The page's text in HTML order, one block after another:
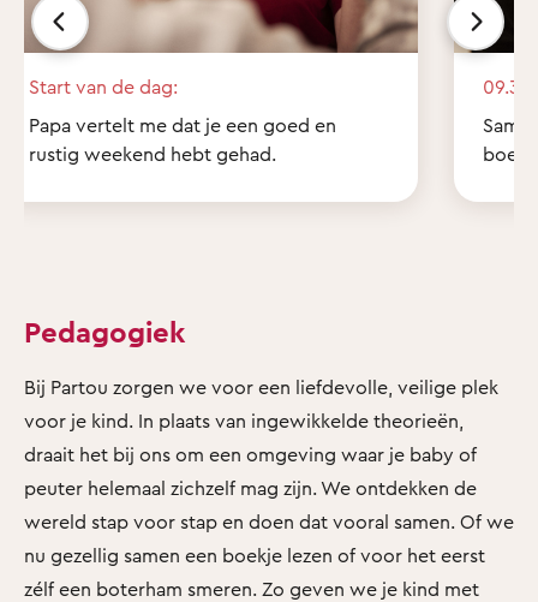
Start van de dag:
Papa vertelt me dat je een goed en
rustig weekend hebt gehad.
09.30
Pedagogiek
Bij Partou zorgen we voor een liefdevolle, veilige plek
voor je kind. In plaats van ingewikkelde theorieën,
draait het bij ons om een omgeving waar je baby of
peuter helemaal zichzelf mag zijn. We ontdekken de
wereld stap voor stap en doen dat vooral samen. Of we
nu gezellig samen een boekje lezen of voor het eerst
zélf een boterham smeren. Zo geven we je kind met